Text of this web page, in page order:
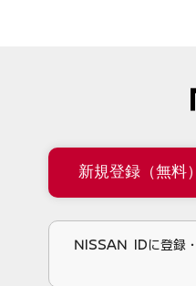
新規登録（無料）
NISSAN IDに登録